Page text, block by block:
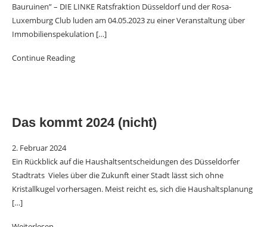
Bauruinen” – DIE LINKE Ratsfraktion Düsseldorf und der Rosa-
Luxemburg Club luden am 04.05.2023 zu einer Veranstaltung über
Immobilienspekulation […]
Continue Reading
Das kommt 2024 (nicht)
2. Februar 2024
Ein Rückblick auf die Haushaltsentscheidungen des Düsseldorfer
Stadtrats Vieles über die Zukunft einer Stadt lässt sich ohne
Kristallkugel vorhersagen. Meist reicht es, sich die Haushaltsplanung
[…]